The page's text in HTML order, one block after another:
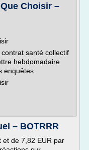
Choisir –
santé collectif
hebdomadaire
enquêtes.
– BOTRRR
et de 7,82 EUR par